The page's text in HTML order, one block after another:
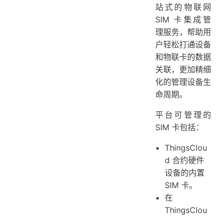
同步设备 SIM 卡
同步设备 SIM 卡
站式的物联网
SIM 卡集成管
理服务，帮助用
户轻松打通设备
和物联卡的数据
关联，更加精细
化的管理设备生
命周期。
平台可管理的
SIM 卡包括：
ThingsClou
d 合约硬件
设备的内置
SIM 卡。
在
ThingsClou